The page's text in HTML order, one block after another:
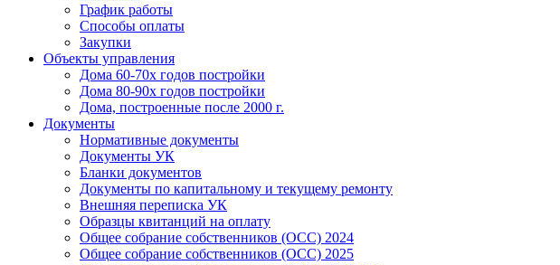
График работы
Способы оплаты
Закупки
Объекты управления
Дома 60-70х годов постройки
Дома 80-90х годов постройки
Дома, построенные после 2000 г.
Документы
Нормативные документы
Документы УК
Бланки документов
Документы по капитальному и текущему ремонту
Внешняя переписка УК
Образцы квитанций на оплату
Общее собрание собственников (ОСС) 2024
Общее собрание собственников (ОСС) 2025